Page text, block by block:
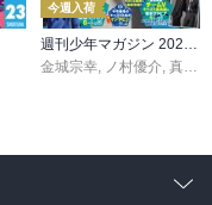
今週入荷
週刊少年マガジン 2026年36・37号[2026年8月5日発売]
金城宗幸, ノ村優介, 真島ヒロ